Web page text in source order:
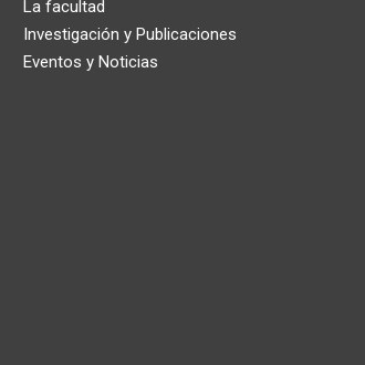
La facultad
Investigación y Publicaciones
Eventos y Noticias